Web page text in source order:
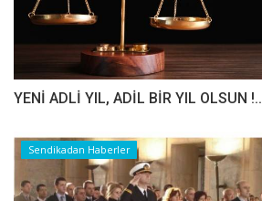
YENİ ADLİ YIL, ADİL BİR YIL OLSUN !..
Sendikadan Haberler